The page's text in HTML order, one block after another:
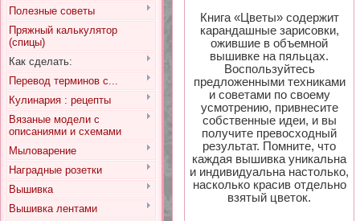
Полезные советы
Пряжный калькулятор
(спицы)
Как сделать:
Перевод терминов с...
Кулинария : рецепты
Вязаные модели с
описаниями и схемами
Мыловарение
Наградные розетки
Вышивка
Вышивка лентами
Книга «Цветы» содержит
карандашные зарисовки,
ожившие в объемной
вышивке на пяльцах.
Воспользуйтесь
предложенными техниками
и советами по своему
усмотрению, привнесите
собственные идеи, и вы
получите превосходный
результат. Помните, что
каждая вышивка уникальна
и индивидуальна настолько,
насколько красив отдельно
взятый цветок.